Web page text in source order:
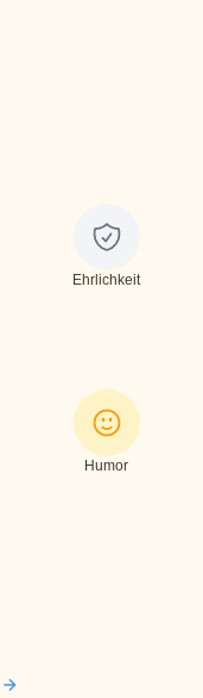
Ehrlichkeit
Humor